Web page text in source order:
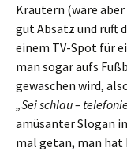
Kräutern (wäre
gut Absatz und ruft
einem TV-Spot für
man sogar aufs
gewaschen wird,
„Sei schlau –
amüsanter Slogan
mal getan, man hat